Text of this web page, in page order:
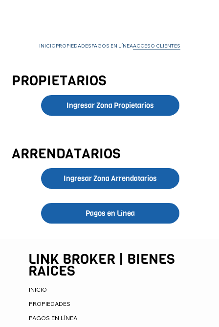
INICIOPROPIEDADESPAGOS EN LÍNEAACCESO CLIENTES
PROPIETARIOS
Ingresar Zona Propietarios
ARRENDATARIOS
Ingresar Zona Arrendatarios
Pagos en Línea
LINK BROKER | BIENES
RAÍCES
INICIO
PROPIEDADES
PAGOS EN LÍNEA